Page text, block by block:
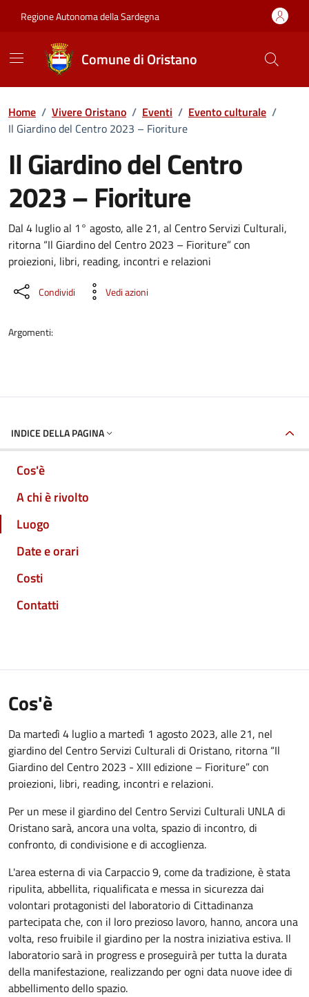
Regione Autonoma della Sardegna
Comune di Oristano
Home / Vivere Oristano / Eventi / Evento culturale /
Il Giardino del Centro 2023 – Fioriture
Il Giardino del Centro
2023 – Fioriture
Dettaglio dell'evento
Dal 4 luglio al 1° agosto, alle 21, al Centro Servizi Culturali,
ritorna “Il Giardino del Centro 2023 – Fioriture” con
proiezioni, libri, reading, incontri e relazioni
Condividi Vedi azioni
Argomenti:
INDICE DELLA PAGINA
Cos'è
A chi è rivolto
Luogo
Date e orari
Costi
Contatti
Cos'è
Da martedì 4 luglio a martedì 1 agosto 2023, alle 21, nel
giardino del Centro Servizi Culturali di Oristano, ritorna “Il
Giardino del Centro 2023 - XIII edizione – Fioriture” con
proiezioni, libri, reading, incontri e relazioni.
Per un mese il giardino del Centro Servizi Culturali UNLA di
Oristano sarà, ancora una volta, spazio di incontro, di
confronto, di condivisione e di accoglienza.
L'area esterna di via Carpaccio 9, come da tradizione, è stata
ripulita, abbellita, riqualificata e messa in sicurezza dai
volontari protagonisti del laboratorio di Cittadinanza
partecipata che, con il loro prezioso lavoro, hanno, ancora una
volta, reso fruibile il giardino per la nostra iniziativa estiva. Il
laboratorio sarà in progress e proseguirà per tutta la durata
della manifestazione, realizzando per ogni data nuove idee di
abbellimento dello spazio.